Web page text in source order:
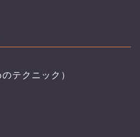
テクニック）